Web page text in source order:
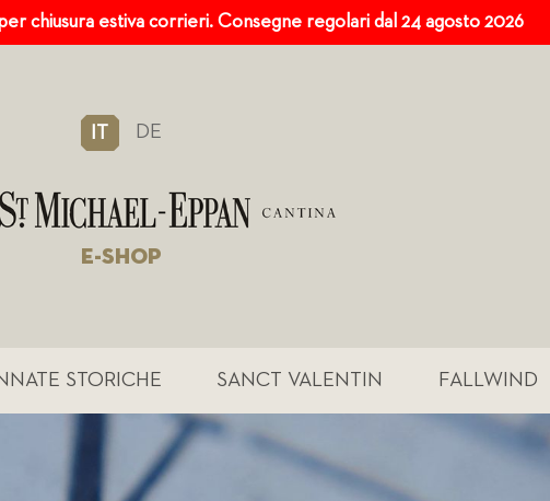
chiusura estiva corrieri. Consegne regolari dal 24 agosto 2026
IT DE
E-SHOP
STORICHE SANCT VALENTIN FALLWIND